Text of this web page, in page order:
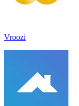
Vroozi